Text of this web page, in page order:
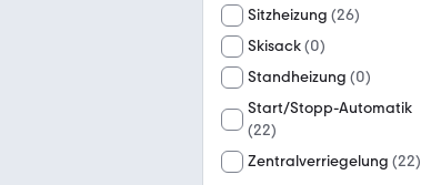
Sitzheizung (26)
Skisack(0)
Standheizung (0)
Start/Stopp-Automatik
(22)
Zentralverriegelung (22)